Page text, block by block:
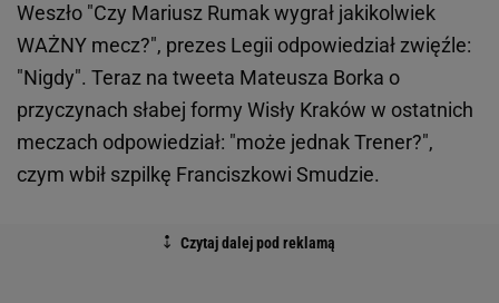
Weszło "Czy Mariusz Rumak wygrał jakikolwiek
WAŻNY mecz?", prezes Legii odpowiedział zwięźle:
"Nigdy". Teraz na tweeta Mateusza Borka o
przyczynach słabej formy Wisły Kraków w ostatnich
meczach odpowiedział: "może jednak Trener?",
czym wbił szpilkę Franciszkowi Smudzie.